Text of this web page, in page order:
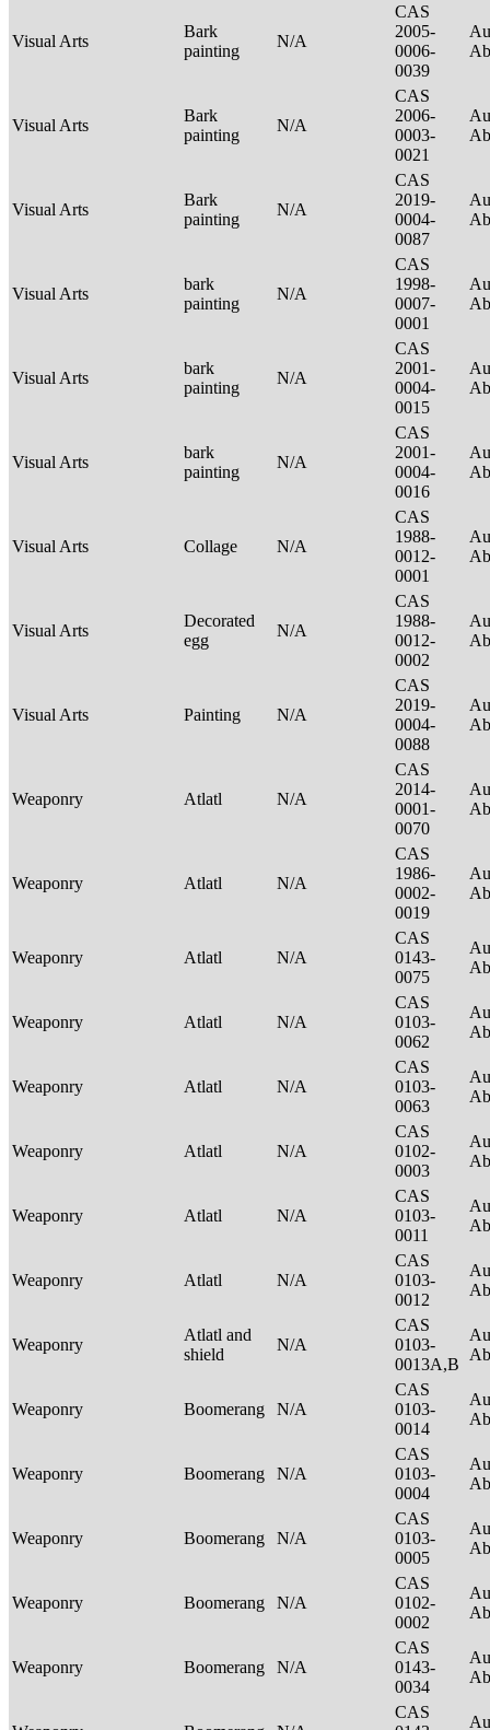
Visual Arts
Bark
painting
N/A
CAS
2005-
0006-
0039
Visual Arts
Bark
painting
N/A
CAS
2006-
0003-
0021
Visual Arts
Bark
painting
N/A
CAS
2019-
0004-
0087
Visual Arts
bark
painting
N/A
CAS
1998-
0007-
0001
Visual Arts
bark
painting
N/A
CAS
2001-
0004-
0015
Visual Arts
bark
painting
N/A
CAS
2001-
0004-
0016
Visual Arts Collage N/A
CAS
1988-
0012-
0001
Visual Arts
Decorated
egg
N/A
CAS
1988-
0012-
0002
Visual Arts Painting N/A
CAS
2019-
0004-
0088
Weaponry Atlatl N/A
CAS
2014-
0001-
0070
Weaponry Atlatl N/A
CAS
1986-
0002-
0019
Weaponry Atlatl N/A
CAS
0143-
0075
Weaponry Atlatl N/A
CAS
0103-
0062
Weaponry Atlatl N/A
CAS
0103-
0063
Weaponry Atlatl N/A
CAS
0102-
0003
Weaponry Atlatl N/A
CAS
0103-
0011
Weaponry Atlatl N/A
CAS
0103-
0012
Weaponry
Atlatl and
shield
N/A
CAS
0103-
0013A,B
Weaponry Boomerang N/A
CAS
0103-
0014
Weaponry Boomerang N/A
CAS
0103-
0004
Weaponry Boomerang N/A
CAS
0103-
0005
Weaponry Boomerang N/A
CAS
0102-
0002
Weaponry Boomerang N/A
CAS
0143-
0034
CAS